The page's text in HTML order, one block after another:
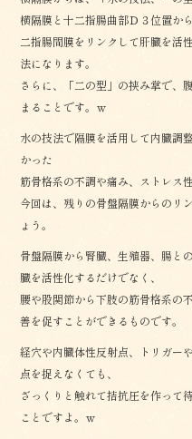
横隔膜と十二指腸曲部Ｄ３位置か
二指腸間膜をリンクして肝臓を活
法になります。
さらに、「二の型」の挟み掌で、
まることです。ｗ
水の技法で隔膜を活用して内臓調
かった
筋骨格系の不調や痛み、ストレス
今回は、残りの骨盤隔膜からのリ
ょう。
骨盤隔膜から腎臓、生殖器、腸と
臓を活性化するだけでなく、
腰や股関節から下肢の筋骨格系の
善を促すことができるものです。
経穴や内臓体性反射点、トリガー
点を捉えなくても、
ざっくりと触れて拮抗圧を作って
ことですよ。ｗ